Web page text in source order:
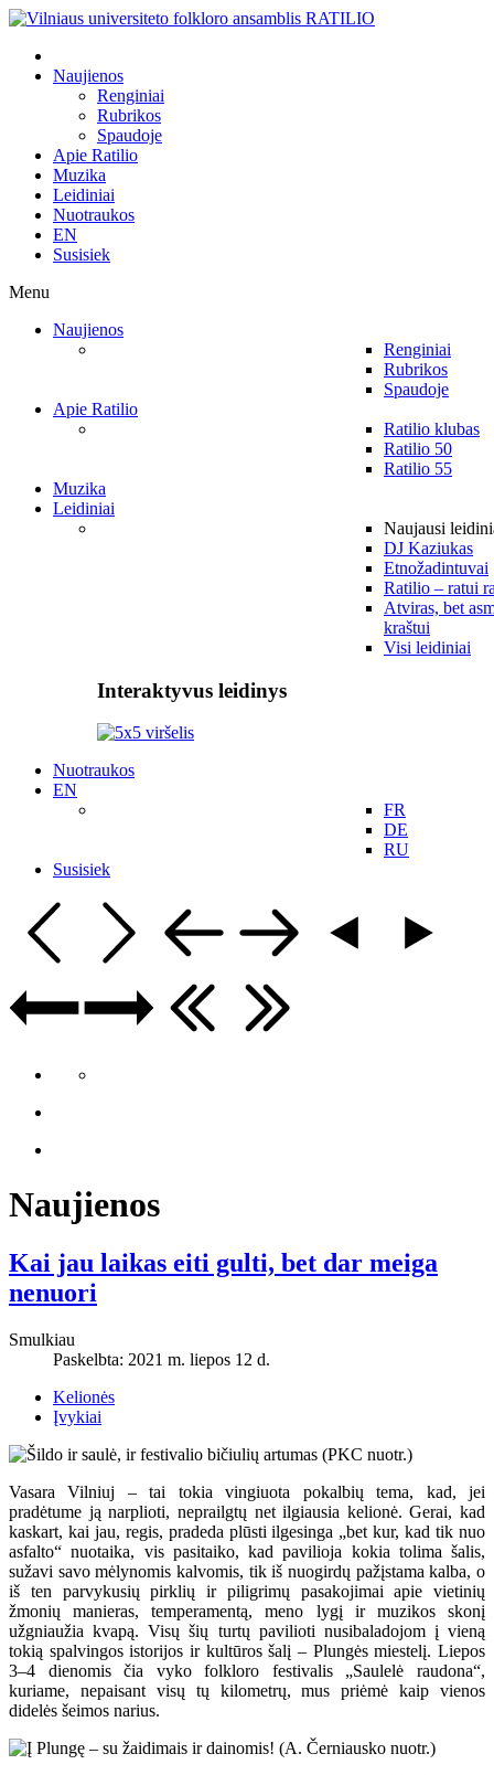
Naujienos
Renginiai
Rubrikos
Spaudoje
Apie Ratilio
Muzika
Leidiniai
Nuotraukos
EN
Susisiek
Menu
Naujienos
Renginiai
Rubrikos
Spaudoje
Apie Ratilio
Ratilio klubas
Ratilio 50
Ratilio 55
Muzika
Leidiniai
Naujausi
DJ Kaziukas
Etnožadintuvai
Ratilio – ratui
Atviras, bet
kraštui
Visi leidiniai
Interaktyvus leidinys
Nuotraukos
EN
FR
DE
RU
Susisiek
Naujienos
Kai jau laikas eiti gulti, bet dar meiga
nenuori
Smulkiau
Paskelbta: 2021 m. liepos 12 d.
Kelionės
Įvykiai
Vasara Vilniuj – tai tokia vingiuota pokalbių tema, kad, jei
pradėtume ją narplioti, neprailgtų net ilgiausia kelionė. Gerai, kad
kaskart, kai jau, regis, pradeda plūsti ilgesinga „bet kur, kad tik nuo
asfalto“ nuotaika, vis pasitaiko, kad pavilioja kokia tolima šalis,
sužavi savo mėlynomis kalvomis, tik iš nuogirdų pažįstama kalba, o
iš ten parvykusių pirklių ir piligrimų pasakojimai apie vietinių
žmonių manieras, temperamentą, meno lygį ir muzikos skonį
užgniaužia kvapą. Visų šių turtų pavilioti nusibaladojom į vieną
tokią spalvingos istorijos ir kultūros šalį – Plungės miestelį. Liepos
3–4 dienomis čia vyko folkloro festivalis „Saulelė raudona“,
kuriame, nepaisant visų tų kilometrų, mus priėmė kaip vienos
didelės šeimos narius.